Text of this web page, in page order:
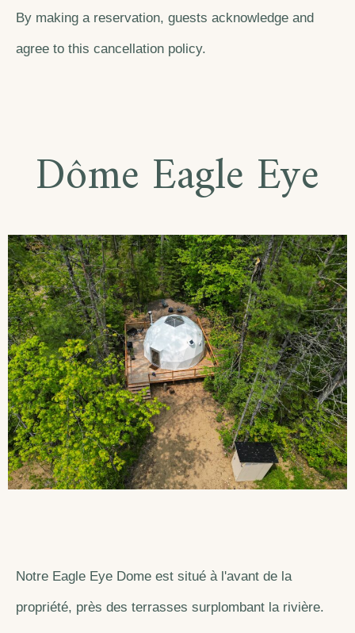
By making a reservation, guests acknowledge and
agree to this cancellation policy.
Dôme Eagle Eye
Notre Eagle Eye Dome est situé à l'avant de la
propriété, près des terrasses surplombant la rivière.